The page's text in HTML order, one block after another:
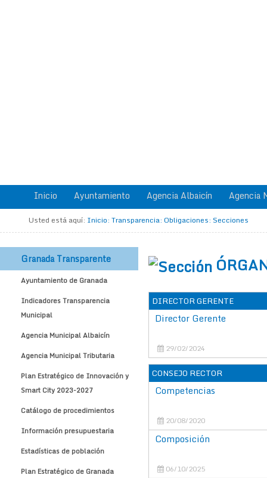
Inicio Ayuntamiento Agencia Albaicín Agencia
Usted está aquí: Inicio: Transparencia: Obligaciones: Secciones
Granada Transparente
Ayuntamiento de Granada
Indicadores Transparencia
Municipal
Agencia Municipal Albaicín
Agencia Municipal Tributaria
Plan Estratégico de Innovación y
Smart City 2023-2027
Catálogo de procedimientos
Información presupuestaria
Estadísticas de población
Plan Estratégico de Granada
DIRECTOR GERENTE
Director Gerente
29/02/2024
CONSEJO RECTOR
Competencias
20/08/2020
Composición
06/10/2025